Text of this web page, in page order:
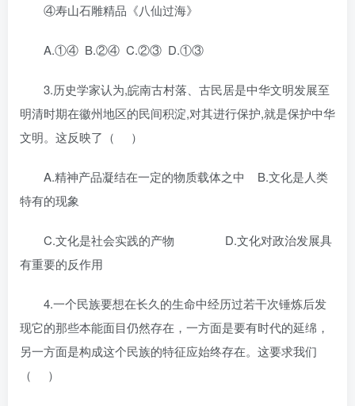
④寿山石雕精品《八仙过海》
A.①④ B.②④ C.②③ D.①③
3.历史学家认为,皖南古村落、古民居是中华文明发展至
明清时期在徽州地区的民间积淀,对其进行保护,就是保护中华
文明。这反映了（ ）
A.精神产品凝结在一定的物质载体之中 B.文化是人类
特有的现象
C.文化是社会实践的产物 D.文化对政治发展具
有重要的反作用
4.一个民族要想在长久的生命中经历过若干次锤炼后发
现它的那些本能面目仍然存在，一方面是要有时代的延绵，
另一方面是构成这个民族的特征应始终存在。这要求我们
（ ）